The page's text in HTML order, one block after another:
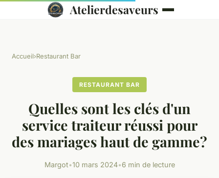
Atelierdesaveurs
Accueil›Restaurant Bar
RESTAURANT BAR
Quelles sont les clés d'un
service traiteur réussi pour
des mariages haut de gamme?
Margot•10 mars 2024•6 min de lecture